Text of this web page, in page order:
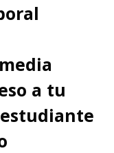
a tu